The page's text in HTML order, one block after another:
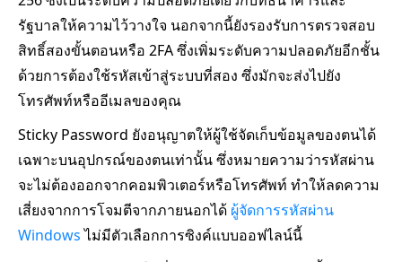
รัฐบาลให้ความไว้วางใจ นอกจากนี้ยังรองรับการตรวจสอบ
สิทธิ์สองขั้นตอนหรือ 2FA ซึ่งเพิ่มระดับความปลอดภัยอีกชั้น
ด้วยการต้องใช้รหัสเข้าสู่ระบบที่สอง ซึ่งมักจะส่งไปยัง
โทรศัพท์หรืออีเมลของคุณ
Sticky Password ยังอนุญาตให้ผู้ใช้จัดเก็บข้อมูลของตนได้
เฉพาะบนอุปกรณ์ของตนเท่านั้น ซึ่งหมายความว่ารหัสผ่าน
จะไม่ต้องออกจากคอมพิวเตอร์หรือโทรศัพท์ ทำให้ลดความ
เสี่ยงจากการโจมตีจากภายนอกได้ ผู้จัดการรหัสผ่าน
Windowsไม่มีตัวเลือกการซิงค์แบบออฟไลน์นี้